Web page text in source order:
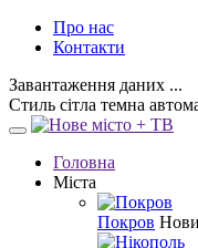
Про нас
Контакти
Завантаження даних ...
Стиль сітла темна
Головна
Міста
Покров